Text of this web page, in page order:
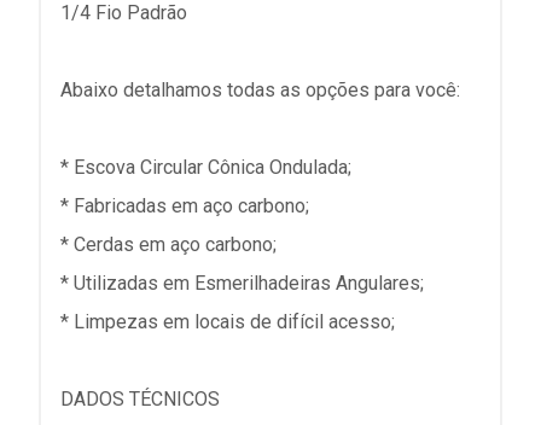
1/4 Fio Padrão
Abaixo detalhamos todas as opções para você:
* Escova Circular Cônica Ondulada;
* Fabricadas em aço carbono;
* Cerdas em aço carbono;
* Utilizadas em Esmerilhadeiras Angulares;
* Limpezas em locais de difícil acesso;
DADOS TÉCNICOS